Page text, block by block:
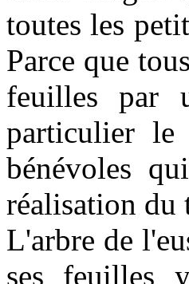
toutes les
Parce que
feuilles par
particulier le
bénévoles
réalisation du
L'arbre de
ses feuilles